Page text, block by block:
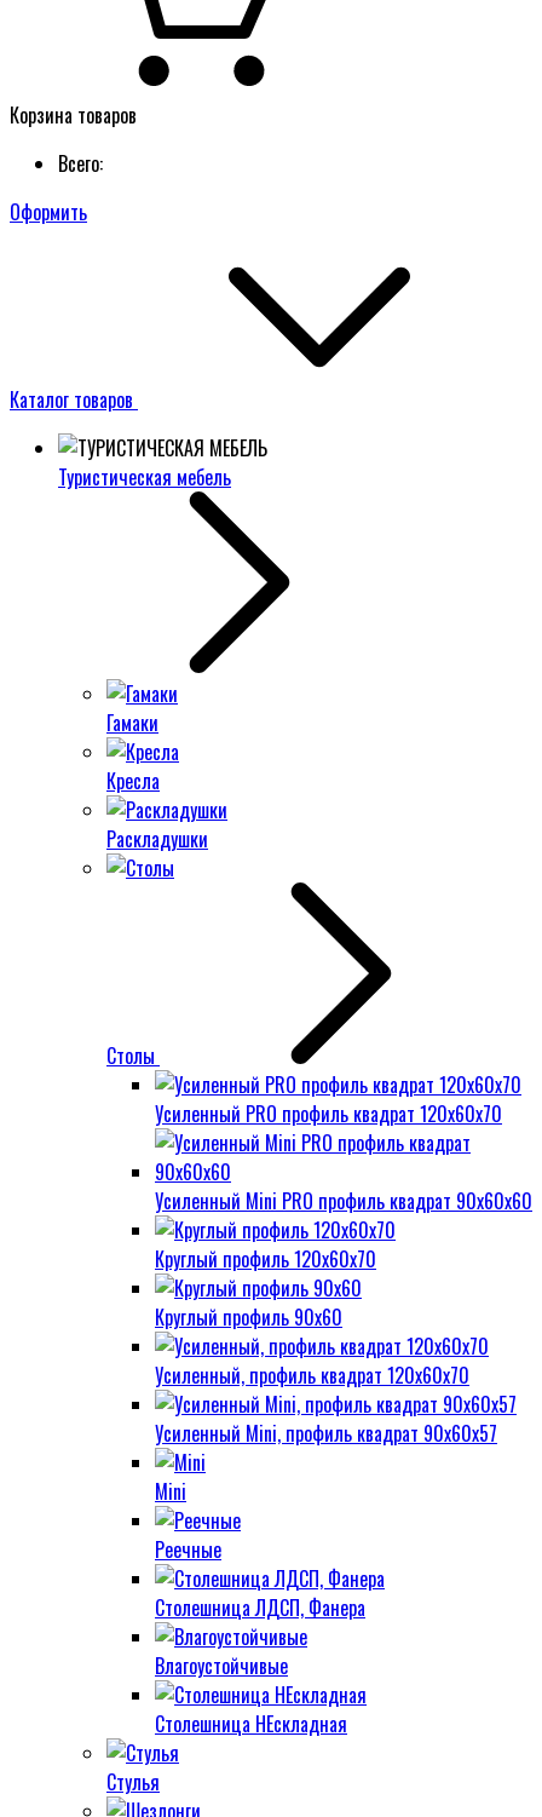
Корзина товаров
Всего:
Оформить
Каталог товаров
Туристическая мебель
Гамаки
Кресла
Раскладушки
Столы
Усиленный PRO профиль квадрат 120х60х70
Усиленный Mini PRO профиль квадрат 90х60х60
Круглый профиль 120х60х70
Круглый профиль 90х60
Усиленный, профиль квадрат 120х60х70
Усиленный Mini, профиль квадрат 90х60х57
Mini
Реечные
Столешница ЛДСП, Фанера
Влагоустойчивые
Столешница НЕскладная
Стулья